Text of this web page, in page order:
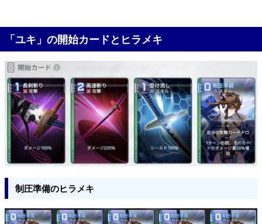
「ユキ」の開始カードとヒラメキ
制圧準備のヒラメキ